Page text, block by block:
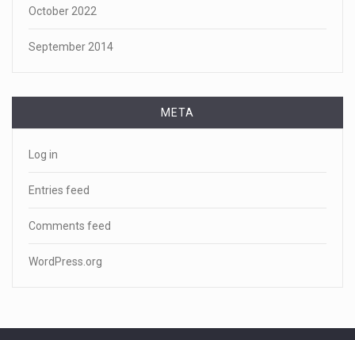
October 2022
September 2014
META
Log in
Entries feed
Comments feed
WordPress.org